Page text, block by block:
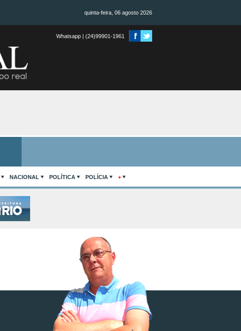
quinta-feira, 06 agosto 2026
Whatsapp | (24)99901-1961
NACIONAL POLÍTICA POLÍCIA +